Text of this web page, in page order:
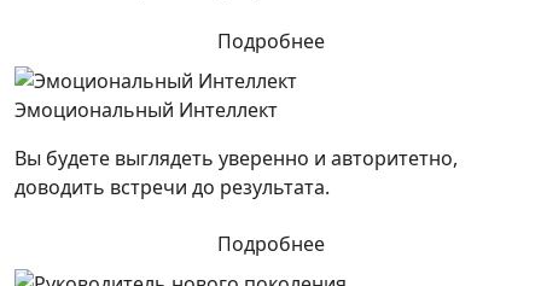
Подробнее
Эмоциональный Интеллект
Вы будете выглядеть уверенно и авторитетно,
доводить встречи до результата.
Подробнее